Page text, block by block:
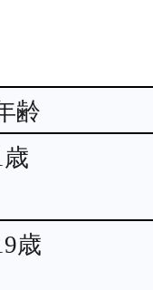
齢
歳
歳